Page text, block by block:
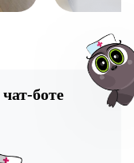
чат-боте